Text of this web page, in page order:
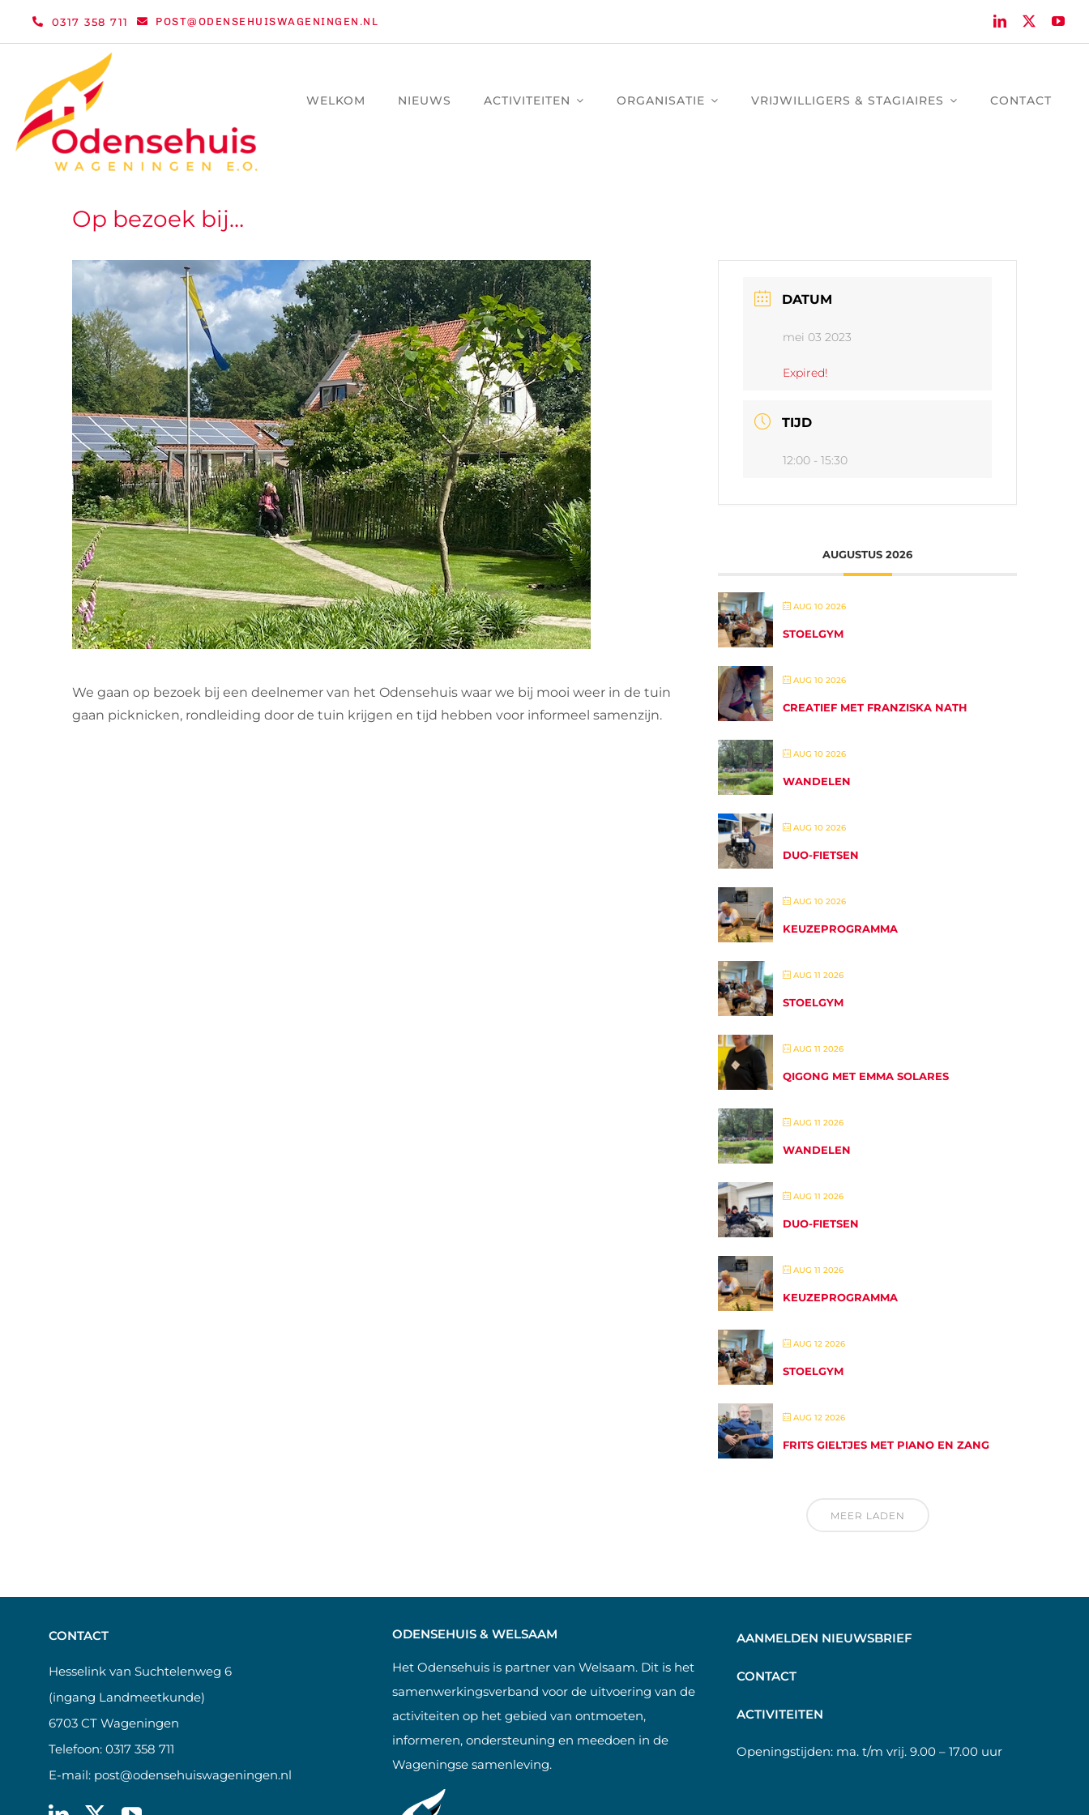
0317 358 711 POST@ODENSEHUISWAGENINGEN.NL
WELKOM NIEUWS ACTIVITEITEN ORGANISATIE VRIJWILLIGERS & STAGIAIRES CONTACT
Op bezoek bij…
We gaan op bezoek bij een deelnemer van het Odensehuis waar we bij mooi weer in de tuin
gaan picknicken, rondleiding door de tuin krijgen en tijd hebben voor informeel samenzijn.
DATUM
mei 03 2023
Expired!
TIJD
12:00 - 15:30
AUGUSTUS 2026
AUG 10 2026
STOELGYM
AUG 10 2026
CREATIEF MET FRANZISKA NATH
AUG 10 2026
WANDELEN
AUG 10 2026
DUO-FIETSEN
AUG 10 2026
KEUZEPROGRAMMA
AUG 11 2026
STOELGYM
AUG 11 2026
QIGONG MET EMMA SOLARES
AUG 11 2026
WANDELEN
AUG 11 2026
DUO-FIETSEN
AUG 11 2026
KEUZEPROGRAMMA
AUG 12 2026
STOELGYM
AUG 12 2026
FRITS GIELTJES MET PIANO EN ZANG
MEER LADEN
CONTACT
Hesselink van Suchtelenweg 6
(ingang Landmeetkunde)
6703 CT Wageningen
Telefoon: 0317 358 711
E-mail: post@odensehuiswageningen.nl
ODENSEHUIS & WELSAAM
Het Odensehuis is partner van Welsaam. Dit is het
samenwerkingsverband voor de uitvoering van de
activiteiten op het gebied van ontmoeten,
informeren, ondersteuning en meedoen in de
Wageningse samenleving.
AANMELDEN NIEUWSBRIEF
CONTACT
ACTIVITEITEN
Openingstijden: ma. t/m vrij. 9.00 – 17.00 uur